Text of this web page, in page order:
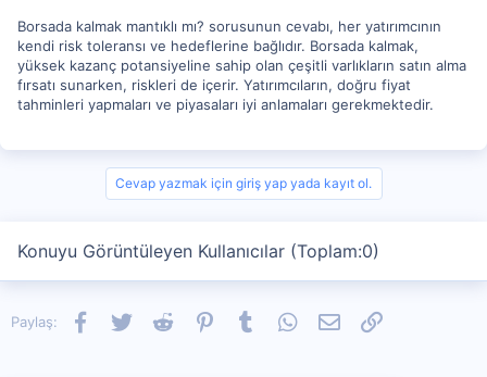
Borsada kalmak mantıklı mı? sorusunun cevabı, her yatırımcının
kendi risk toleransı ve hedeflerine bağlıdır. Borsada kalmak,
yüksek kazanç potansiyeline sahip olan çeşitli varlıkların satın alma
fırsatı sunarken, riskleri de içerir. Yatırımcıların, doğru fiyat
tahminleri yapmaları ve piyasaları iyi anlamaları gerekmektedir.
Cevap yazmak için giriş yap yada kayıt ol.
Konuyu Görüntüleyen Kullanıcılar (Toplam:0)
Paylaş: Facebook
TwitterReddit PinterestTumblrWhatsApp
E-postaLink